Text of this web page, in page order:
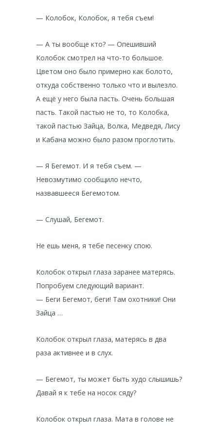
— Колобок, Колобок, я тебя съем!
— А ты вообще кто? — Опешивший
Колобок смотрел на что-то большое.
Цветом оно было примерно как болото,
откуда собственно только что и вылезло.
А ещё у него была пасть. Очень большая
пасть. Такой пастью не то, то Колобка,
такой пастью Зайца, Волка, Медведя, Лису
и Кабана можно было разом проглотить.
— Я Бегемот. И я тебя съем. —
Невозмутимо сообщило нечто,
назвавшееся Бегемотом.
— Слушай, Бегемот.
Не ешь меня, я тебе песенку спою.
Колобок открыл глаза заранее матерясь.
Попробуем следующий вариант.
— Беги Бегемот, беги! Там охотники! Они
Зайца …
Колобок открыл глаза, матерясь в два
раза активнее и в слух.
— Бегемот, ты может быть худо слышишь?
Давай я к тебе на носок сяду?
Колобок открыл глаза. Мата в голове не